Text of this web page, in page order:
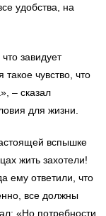
удобства, на
завидует
чувство, что
– сказал
для жизни.
вспышке
жить захотели!
ему ответили, что
все должны
«Но потребности